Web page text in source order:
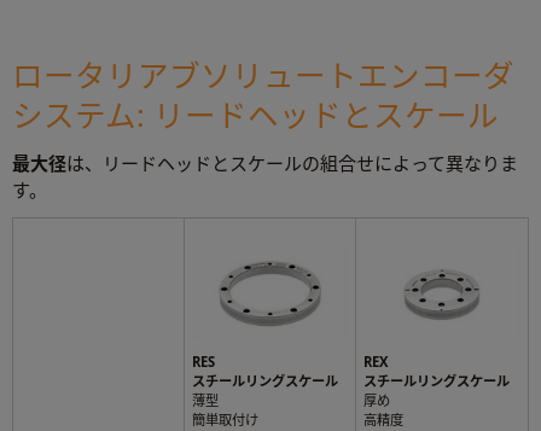
ロータリアブソリュートエンコーダ
システム: リードヘッドとスケール
最大径は、リードヘッドとスケールの組合せによって異なりま
す。
RES
スチールリングスケール
薄型
簡単取付け
REX
スチールリングスケール
厚め
高精度